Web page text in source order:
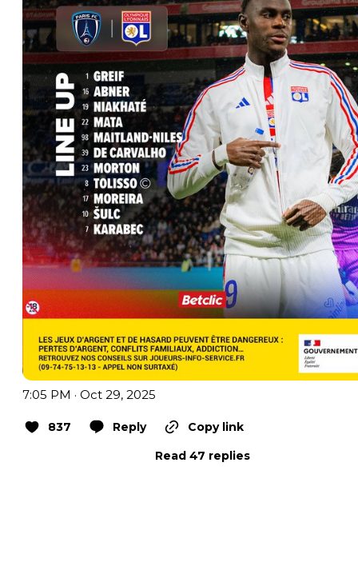
7:05 PM · Oct 29, 2025
837 Reply
Copy link
Read 47 replies